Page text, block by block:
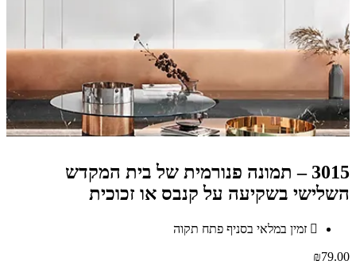
3015 – תמונה פנורמית של בית המקדש
השלישי בשקיעה על קנבס או זכוכית
זמין במלאי בסניף פתח תקוה
₪79.00